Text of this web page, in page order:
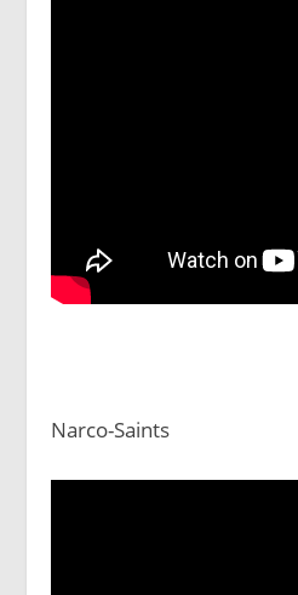
Narco-Saints